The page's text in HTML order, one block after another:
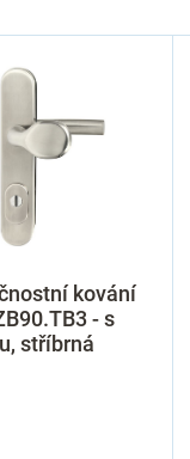
kování
- s
stříbrná